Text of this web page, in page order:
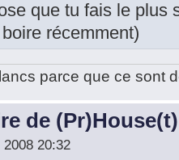
que tu fais le plus
récemment)
parce que ce sont
de (Pr)House(t)
20:32